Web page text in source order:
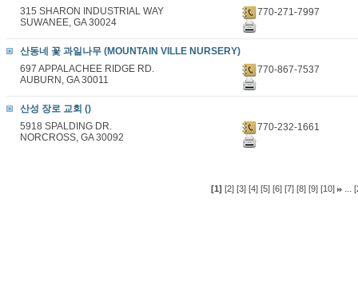
315 SHARON INDUSTRIAL WAY
SUWANEE, GA 30024
770-271-7997
산동네 꽃 과일나무 (MOUNTAIN VILLE NURSERY)
697 APPALACHEE RIDGE RD.
AUBURN, GA 30011
770-867-7537
산성 장로 교회 ()
5918 SPALDING DR.
NORCROSS, GA 30092
770-232-1661
[1] [2] [3] [4] [5] [6] [7] [8] [9] [10] ...